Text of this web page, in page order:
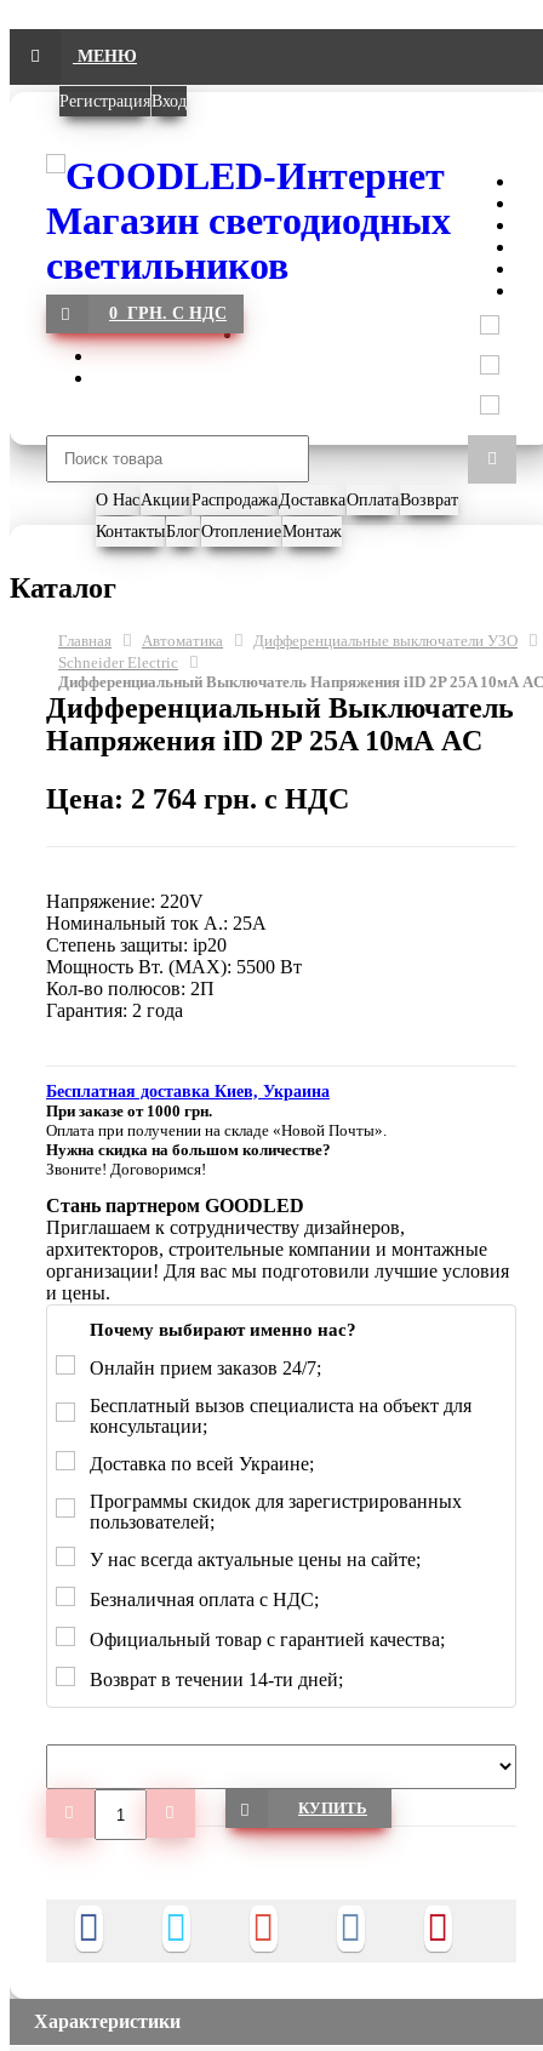
МЕНЮ
РегистрацияВход
0 ГРН. С НДС
О НасАкцииРаспродажаДоставкаОплатаВозврат
КонтактыБлогОтоплениеМонтаж
Каталог
Главная Автоматика
Дифференциальные выключатели УЗО
Schneider Electric
Дифференциальный Выключатель Напряжения iID 2P 25A 10мА AC
Дифференциальный Выключатель
Напряжения iID 2P 25A 10мА AC
Цена: 2 764 грн. с НДС
Напряжение: 220V
Номинальный ток А.: 25A
Степень защиты: ip20
Мощность Вт. (МАХ): 5500 Вт
Кол-во полюсов: 2П
Гарантия: 2 года
Бесплатная доставка Киев, Украина
При заказе от 1000 грн.
Оплата при получении на складе «Новой Почты».
Нужна скидка на большом количестве?
Звоните! Договоримся!
Стань партнером GOODLED
Приглашаем к сотрудничеству дизайнеров,
архитекторов, строительные компании и монтажные
организации! Для вас мы подготовили лучшие условия
и цены.
Почему выбирают именно нас?
Онлайн прием заказов 24/7;
Бесплатный вызов специалиста на объект для
консультации;
Доставка по всей Украине;
Программы скидок для зарегистрированных
пользователей;
У нас всегда актуальные цены на сайте;
Безналичная оплата с НДС;
Официальный товар с гарантией качества;
Возврат в течении 14-ти дней;
КУПИТЬ
Характеристики